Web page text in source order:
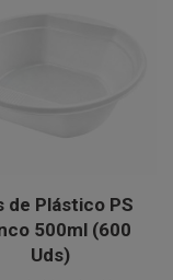
de Plástico PS
500ml (600
Uds)